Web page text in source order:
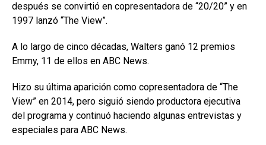
después se convirtió en copresentadora de “20/20” y en
1997 lanzó “The View”.
A lo largo de cinco décadas, Walters ganó 12 premios
Emmy, 11 de ellos en ABC News.
Hizo su última aparición como copresentadora de “The
View” en 2014, pero siguió siendo productora ejecutiva
del programa y continuó haciendo algunas entrevistas y
especiales para ABC News.